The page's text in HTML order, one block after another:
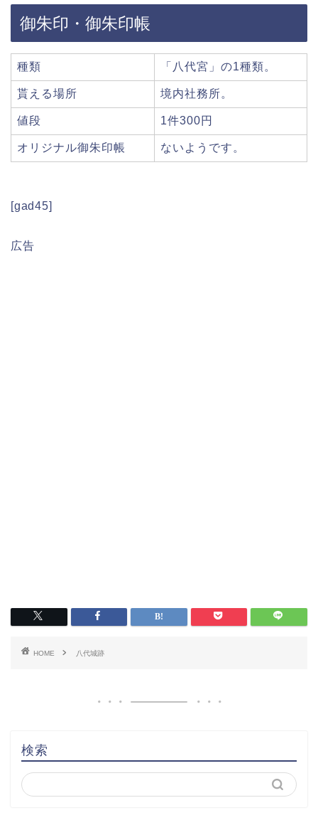
御朱印・御朱印帳
種類 「八代宮」の1種類。
貰える場所 境内社務所。
値段 1件300円
オリジナル御朱印帳 ないようです。
[gad45]
広告
HOME 八代城跡
検索